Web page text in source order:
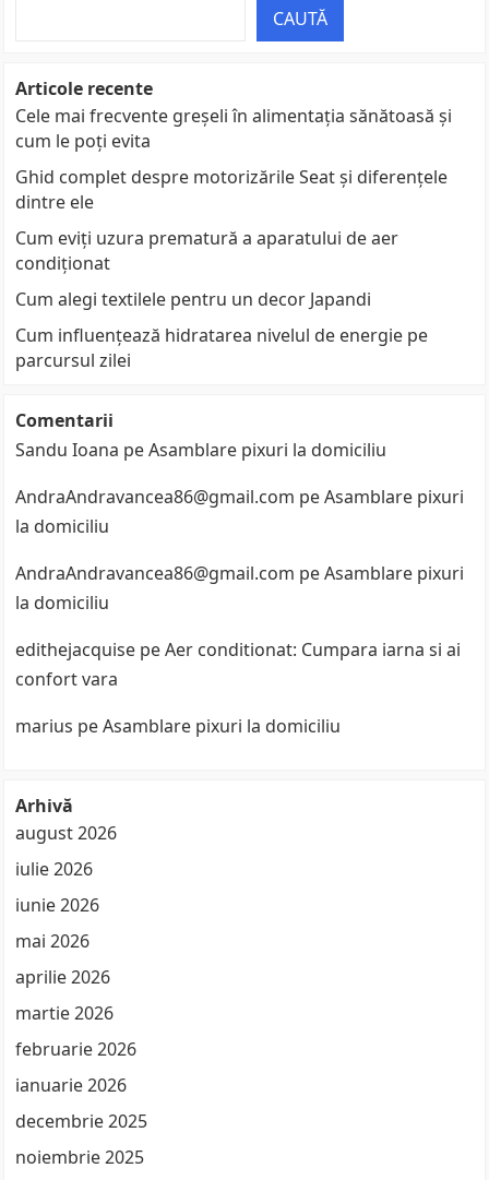
CAUTĂ
Articole recente
Cele mai frecvente greșeli în alimentația sănătoasă și
cum le poți evita
Ghid complet despre motorizările Seat și diferențele
dintre ele
Cum eviți uzura prematură a aparatului de aer
condiționat
Cum alegi textilele pentru un decor Japandi
Cum influențează hidratarea nivelul de energie pe
parcursul zilei
Comentarii
Sandu Ioana peAsamblare pixuri la domiciliu
AndraAndravancea86@gmail.com peAsamblare pixuri
la domiciliu
AndraAndravancea86@gmail.com peAsamblare pixuri
la domiciliu
edithejacquise peAer conditionat: Cumpara iarna si ai
confort vara
marius peAsamblare pixuri la domiciliu
Arhivă
august 2026
iulie 2026
iunie 2026
mai 2026
aprilie 2026
martie 2026
februarie 2026
ianuarie 2026
decembrie 2025
noiembrie 2025